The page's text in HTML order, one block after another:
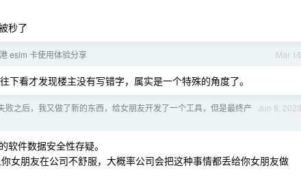
秒了
Mar 16
esim 卡使用体验分享
下看才发现楼主没有写错字，属实是一个特殊的角度了。
Jun 8, 2023
败之后，我又做了新的东西，给女朋友开发了一个工具，但是最终产
软件数据安全性存疑。
女朋友在公司不舒服，大概率公司会把这种事情都丢给你女朋友做